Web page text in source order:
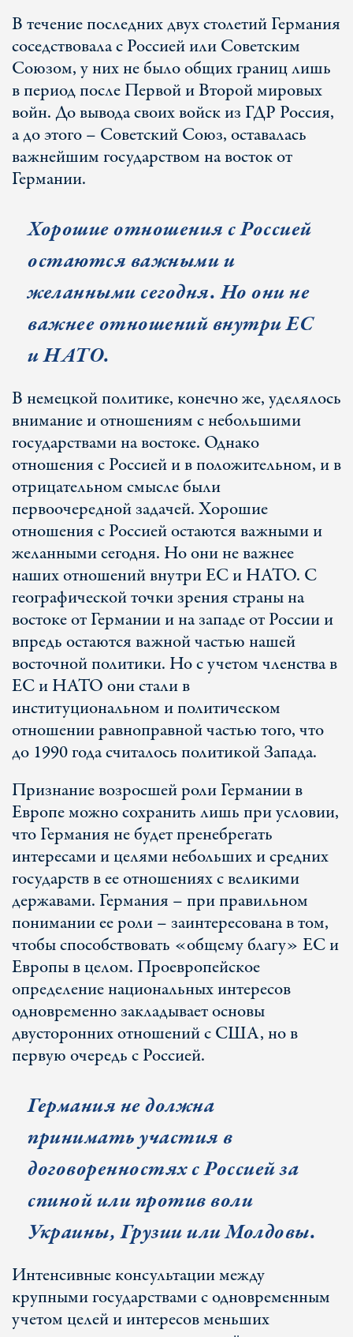
В течение последних двух столетий Германия
соседствовала с Россией или Советским
Союзом, у них не было общих границ лишь
в период после Первой и Второй мировых
войн. До вывода своих войск из ГДР Россия,
а до этого – Советский Союз, оставалась
важнейшим государством на восток от
Германии.
Хорошие отношения с Россией
остаются важными и
желанными сегодня. Но они не
важнее отношений внутри ЕС
и НАТО.
В немецкой политике, конечно же, уделялось
внимание и отношениям с небольшими
государствами на востоке. Однако
отношения с Россией и в положительном, и в
отрицательном смысле были
первоочередной задачей. Хорошие
отношения с Россией остаются важными и
желанными сегодня. Но они не важнее
наших отношений внутри ЕС и НАТО. С
географической точки зрения страны на
востоке от Германии и на западе от России и
впредь остаются важной частью нашей
восточной политики. Но с учетом членства в
ЕС и НАТО они стали в
институциональном и политическом
отношении равноправной частью того, что
до 1990 года считалось политикой Запада.
Признание возросшей роли Германии в
Европе можно сохранить лишь при условии,
что Германия не будет пренебрегать
интересами и целями небольших и средних
государств в ее отношениях с великими
державами. Германия – при правильном
понимании ее роли – заинтересована в том,
чтобы способствовать «общему благу» ЕС и
Европы в целом. Проевропейское
определение национальных интересов
одновременно закладывает основы
двусторонних отношений с США, но в
первую очередь с Россией.
Германия не должна
принимать участия в
договоренностях с Россией за
спиной или против воли
Украины, Грузии или Молдовы.
Интенсивные консультации между
крупными государствами с одновременным
учетом целей и интересов меньших